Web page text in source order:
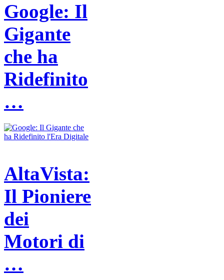
Google: Il
Gigante
che ha
Ridefinito
…
AltaVista:
Il Pioniere
dei
Motori di
…